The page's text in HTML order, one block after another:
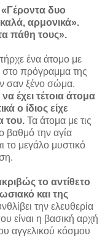
δυο
αρμονικά».
πάθη τους».
ένα άτομο με
στο πρόγραμμα της
σαν ξένο σώμα.
έχει τέτοια άτομα
ο ίδιος είχε
του. Τα άτομα με τις
βαθμό την αγία
το μεγάλο μυστικό
το αντίθετο
και της
την ελευθερία
είναι η βασική αρχή
αγγελικού κόσμου